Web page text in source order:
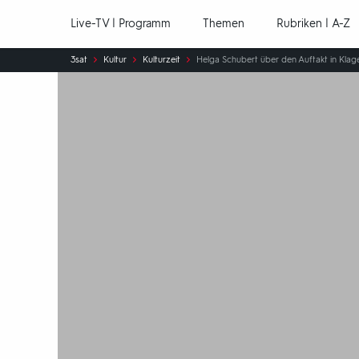
Live-TV | Programm Themen Rubriken | A-Z
Sie
sind
3sat Kultur Kulturzeit Helga Schubert über den Auftakt in